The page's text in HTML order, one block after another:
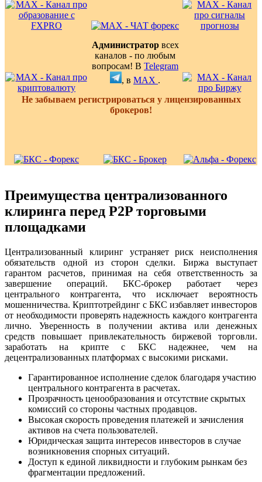
Администраторвсех
каналов - по любым
вопросам! В Telegram
, в MAX .
Не забываем регистрироваться у лицензированных
брокеров!
Преимущества централизованного
клиринга перед P2P торговыми
площадками
Централизованный клиринг устраняет риск неисполнения
обязательств одной из сторон сделки. Биржа выступает
гарантом расчетов, принимая на себя ответственность за
завершение операций. БКС-брокер работает через
центрального контрагента, что исключает вероятность
мошенничества. Криптотрейдинг с БКС избавляет инвесторов
от необходимости проверять надежность каждого контрагента
лично. Уверенность в получении актива или денежных
средств повышает привлекательность биржевой торговли.
заработать на крипте с БКС надежнее, чем на
децентрализованных платформах с высокими рисками.
Гарантированное исполнение сделок благодаря участию
центрального контрагента в расчетах.
Прозрачность ценообразования и отсутствие скрытых
комиссий со стороны частных продавцов.
Высокая скорость проведения платежей и зачисления
активов на счета пользователей.
Юридическая защита интересов инвесторов в случае
возникновения спорных ситуаций.
Доступ к единой ликвидности и глубоким рынкам без
фрагментации предложений.